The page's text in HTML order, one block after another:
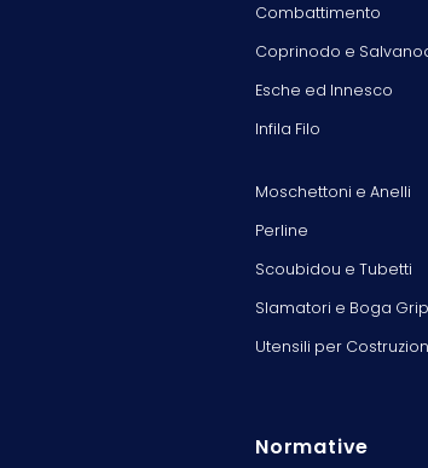
Combattimento
Coprinodo e
Esche ed Innesco
Infila Filo
Moschettoni e Anelli
Perline
Scoubidou e Tubetti
Slamatori e Boga Grip
Utensili per
Normative